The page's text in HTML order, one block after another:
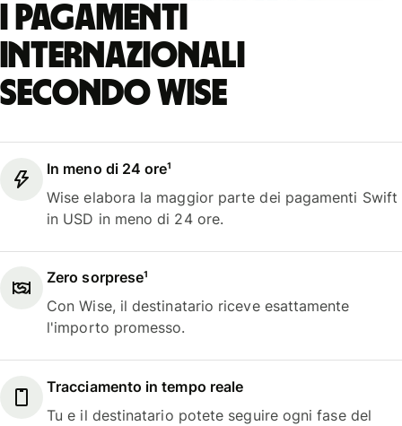
I pagamenti
internazionali
secondo Wise
In meno di 24 ore¹
Wise elabora la maggior parte dei pagamenti Swift
in USD in meno di 24 ore.
Zero sorprese¹
Con Wise, il destinatario riceve esattamente
l'importo promesso.
Tracciamento in tempo reale
Tu e il destinatario potete seguire ogni fase del